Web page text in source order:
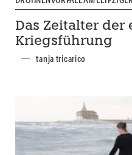
Das Zeitalter der
Kriegsführung
tanja tricarico